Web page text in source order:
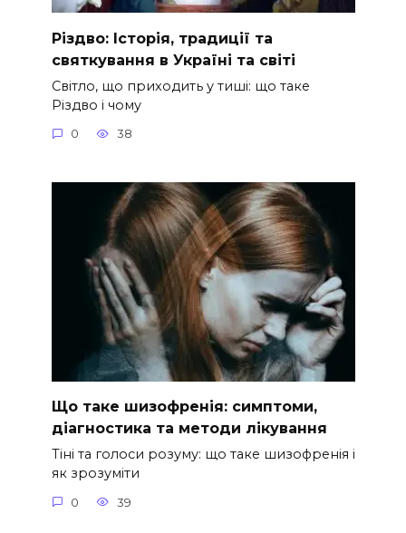
Різдво: Історія, традиції та
святкування в Україні та світі
Світло, що приходить у тиші: що таке
Різдво і чому
0 38
Що таке шизофренія: симптоми,
діагностика та методи лікування
Тіні та голоси розуму: що таке шизофренія і
як зрозуміти
0 39